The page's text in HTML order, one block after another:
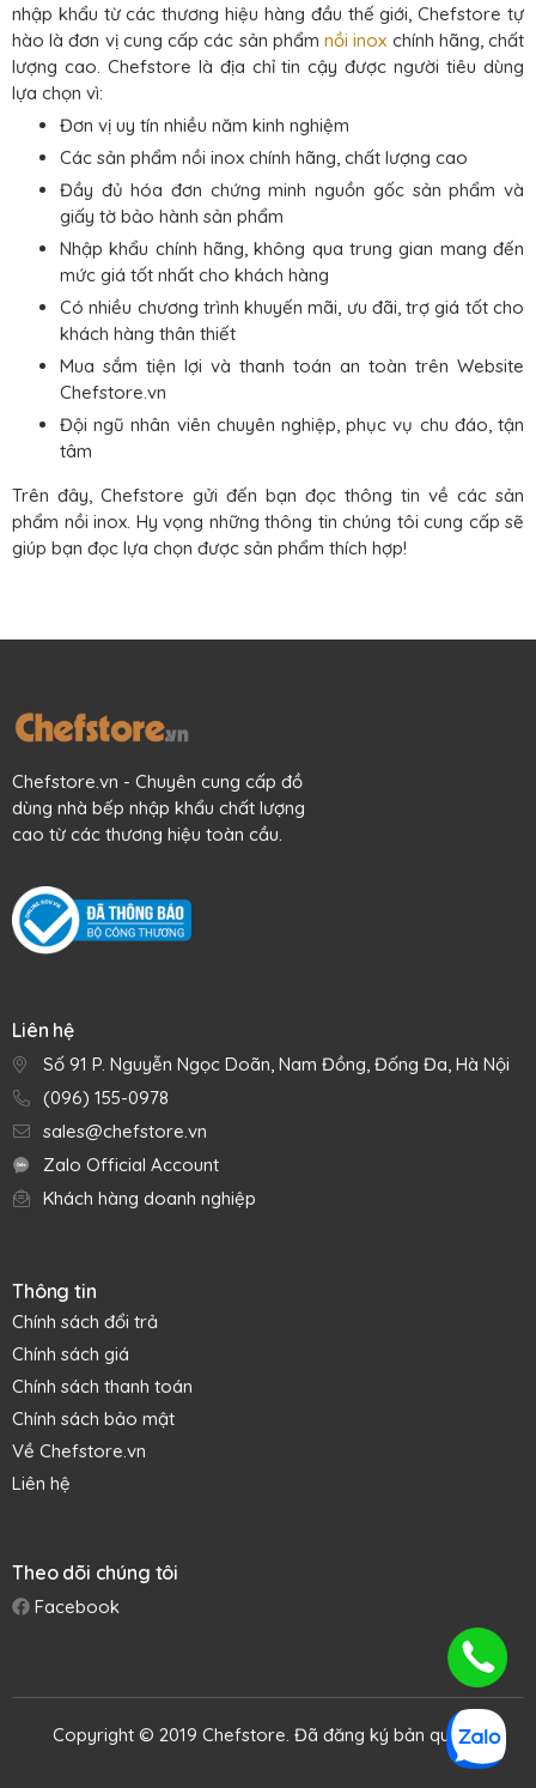
nhập khẩu từ các thương hiệu hàng đầu thế giới, Chefstore tự
hào là đơn vị cung cấp các sản phẩmnồi inox chính hãng, chất
lượng cao. Chefstore là địa chỉ tin cậy được người tiêu dùng
lựa chọn vì:
Đơn vị uy tín nhiều năm kinh nghiệm
Các sản phẩm nồi inox chính hãng, chất lượng cao
Đầy đủ hóa đơn chứng minh nguồn gốc sản phẩm và
giấy tờ bảo hành sản phẩm
Nhập khẩu chính hãng, không qua trung gian mang đến
mức giá tốt nhất cho khách hàng
Có nhiều chương trình khuyến mãi, ưu đãi, trợ giá tốt cho
khách hàng thân thiết
Mua sắm tiện lợi và thanh toán an toàn trên Website
Chefstore.vn
Đội ngũ nhân viên chuyên nghiệp, phục vụ chu đáo, tận
tâm
Trên đây, Chefstore gửi đến bạn đọc thông tin về các sản
phẩm nồi inox. Hy vọng những thông tin chúng tôi cung cấp sẽ
giúp bạn đọc lựa chọn được sản phẩm thích hợp!
Chefstore.vn - Chuyên cung cấp đồ
dùng nhà bếp nhập khẩu chất lượng
cao từ các thương hiệu toàn cầu.
Liên hệ
Số 91 P. Nguyễn Ngọc Doãn, Nam Đồng, Đống Đa, Hà Nội
(096) 155-0978
sales@chefstore.vn
Zalo Official Account
Khách hàng doanh nghiệp
Thông tin
Chính sách đổi trả
Chính sách giá
Chính sách thanh toán
Chính sách bảo mật
Về Chefstore.vn
Liên hệ
Theo dõi chúng tôi
Facebook
Copyright © 2019 Chefstore. Đã đăng ký bản quyền.